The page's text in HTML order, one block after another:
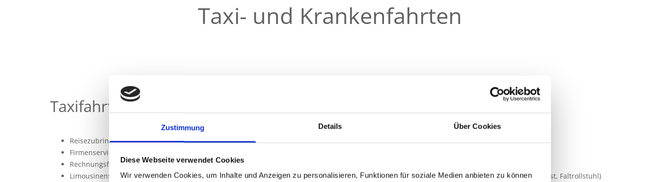
Zustimmung Details Über Cookies
Diese Webseite verwendet Cookies
Wir verwenden Cookies, um Inhalte und Anzeigen zu personalisieren, Funktionen für soziale Medien anbieten zu können
Taxi- und Krankenfahrten
Taxifahrten
Reisezubringer
Firmenservice
Rechnungsfahrten
Limousinenservice
Krankenfahrten (sitzend)
Fahrten für Rollstuhlfahrer (wenn der Rohlstuhl klappbar ist, Faltrollstuhl)